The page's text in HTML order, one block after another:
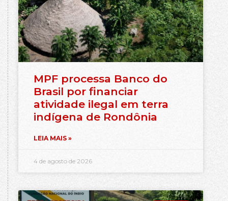
MPF processa Banco do
Brasil por financiar
atividade ilegal em terra
indígena de Rondônia
LEIA MAIS »
4 de agosto de 2026